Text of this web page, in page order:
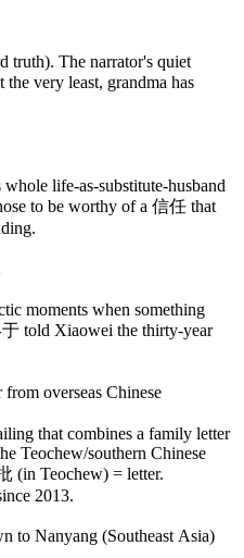
truth). The narrator's quiet
very least, grandma has
life-as-substitute-husband
to be worthy of a 信任 that
moments when something
told Xiaowei the thirty-year
from overseas Chinese
that combines a family letter
Teochew/southern Chinese
(in Teochew) = letter.
2013.
to Nanyang (Southeast Asia)